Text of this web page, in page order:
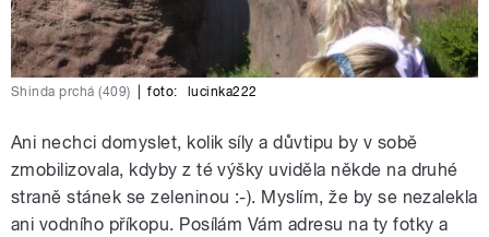
Shinda prchá (409) foto: lucinka222
Ani nechci domyslet, kolik síly a důvtipu by v sobě
zmobilizovala, kdyby z té výšky uviděla někde na druhé
straně stánek se zeleninou :-). Myslím, že by se nezalekla
ani vodního příkopu. Posílám Vám adresu na ty fotky a